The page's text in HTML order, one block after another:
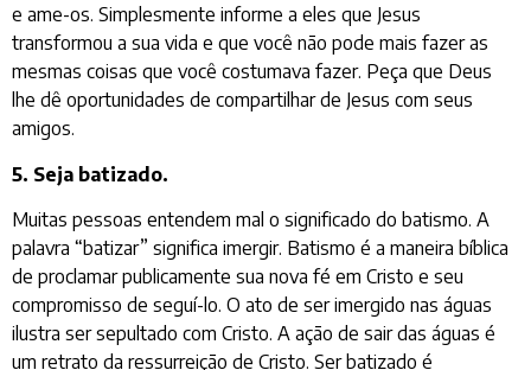
e ame-os. Simplesmente informe a eles que Jesus
transformou a sua vida e que você não pode mais fazer as
mesmas coisas que você costumava fazer. Peça que Deus
lhe dê oportunidades de compartilhar de Jesus com seus
amigos.
5. Seja batizado.
Muitas pessoas entendem mal o significado do batismo. A
palavra “batizar” significa imergir. Batismo é a maneira bíblica
de proclamar publicamente sua nova fé em Cristo e seu
compromisso de seguí-lo. O ato de ser imergido nas águas
ilustra ser sepultado com Cristo. A ação de sair das águas é
um retrato da ressurreição de Cristo. Ser batizado é